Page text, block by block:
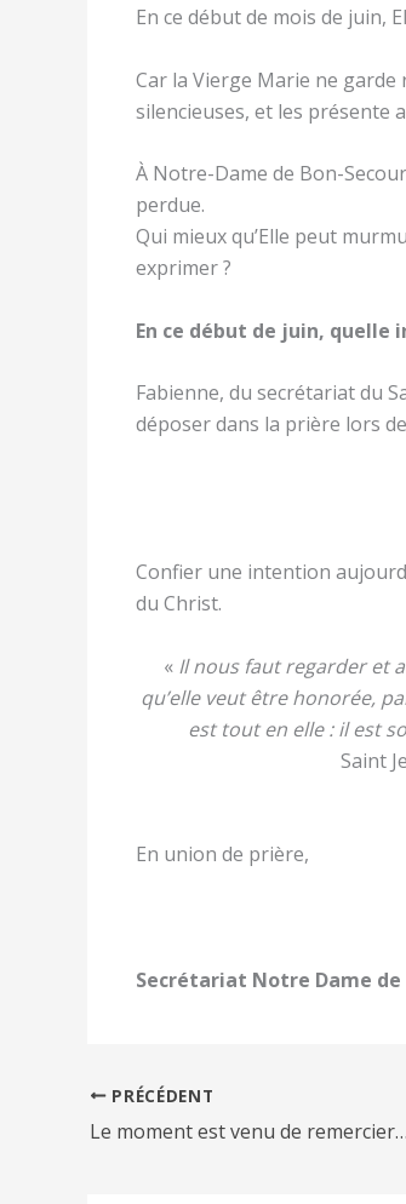
En ce début de mois de juin,
Car la Vierge Marie ne
silencieuses, et les présente
À Notre-Dame de Bon-
perdue.
Qui mieux qu’Elle peut
exprimer ?
En ce début de juin,
Fabienne, du secrétariat du
déposer dans la prière lors
Confier une intention
du Christ.
« Il nous faut regarder et
qu’elle veut être honorée,
est tout en elle : il est
Saint
En union de prière,
Secrétariat Notre Dame de
PRÉCÉDENT
Le moment est venu de remercier…